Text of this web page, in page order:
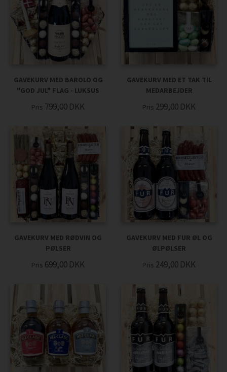
GAVEKURV MED BAROLO OG
"GOD JUL" FLAG - LUKSUS
Pris 799,00 DKK
GAVEKURV MED ET TAK TIL
MEDARBEJDER
Pris 299,00 DKK
GAVEKURV MED RØDVIN OG
PØLSER
Pris 699,00 DKK
GAVEKURV MED FUR ØL OG
ØLPØLSER
Pris 249,00 DKK